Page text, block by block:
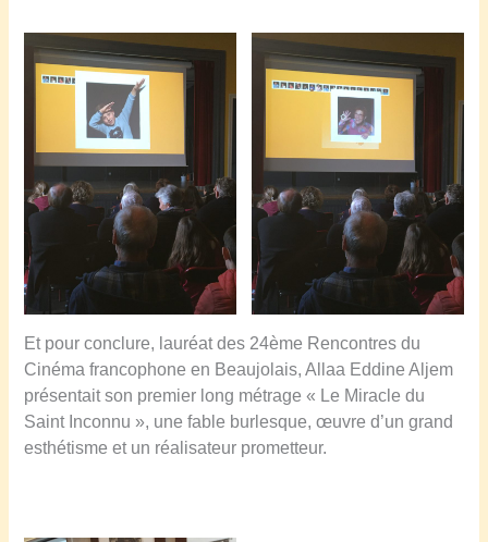
Et pour conclure, lauréat des 24ème Rencontres du
Cinéma francophone en Beaujolais, Allaa Eddine Aljem
présentait son premier long métrage « Le Miracle du
Saint Inconnu », une fable burlesque, œuvre d’un grand
esthétisme et un réalisateur prometteur.